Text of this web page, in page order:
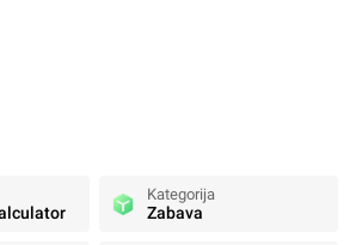
Kategorija
Zabava